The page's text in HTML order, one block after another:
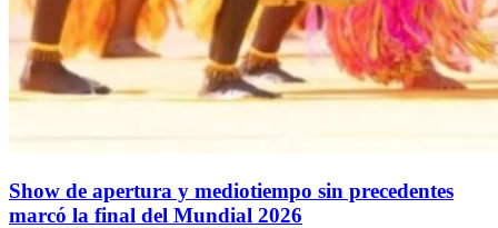
Show de apertura y mediotiempo sin precedentes
marcó la final del Mundial 2026